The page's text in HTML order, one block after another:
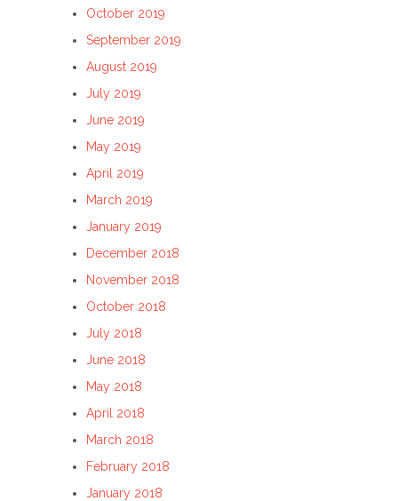
October 2019
September 2019
August 2019
July 2019
June 2019
May 2019
April 2019
March 2019
January 2019
December 2018
November 2018
October 2018
July 2018
June 2018
May 2018
April 2018
March 2018
February 2018
January 2018